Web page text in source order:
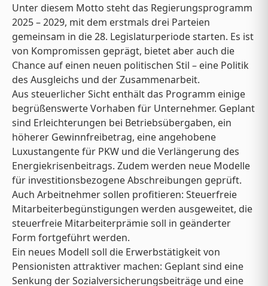
Unter diesem Motto steht das Regierungsprogramm
2025 – 2029, mit dem erstmals drei Parteien
gemeinsam in die 28. Legislaturperiode starten. Es ist
von Kompromissen geprägt, bietet aber auch die
Chance auf einen neuen politischen Stil – eine Politik
des Ausgleichs und der Zusammenarbeit.
Aus steuerlicher Sicht enthält das Programm einige
begrüßenswerte Vorhaben für Unternehmer. Geplant
sind Erleichterungen bei Betriebsübergaben, ein
höherer Gewinnfreibetrag, eine angehobene
Luxustangente für PKW und die Verlängerung des
Energiekrisenbeitrags. Zudem werden neue Modelle
für investitionsbezogene Abschreibungen geprüft.
Auch Arbeitnehmer sollen profitieren: Steuerfreie
Mitarbeiterbegünstigungen werden ausgeweitet, die
steuerfreie Mitarbeiterprämie soll in geänderter
Form fortgeführt werden.
Ein neues Modell soll die Erwerbstätigkeit von
Pensionisten attraktiver machen: Geplant sind eine
Senkung der Sozialversicherungsbeiträge und eine